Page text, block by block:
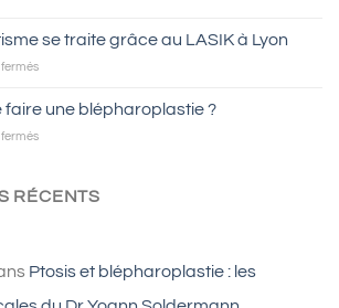
se traite grâce au LASIK à Lyon
sur
se
grâce
à
faire une blépharoplastie ?
sur
âge
?
RÉCENTS
Ptosis et blépharoplastie : les